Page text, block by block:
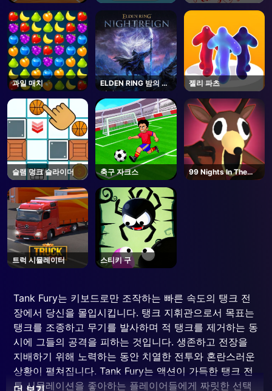
과일 매치
ELDEN RING 밤의 통
치자 -Steam
젤리 파츠
슬램 덩크 슬라이더 축구 자크스
99 Nights In The
Forest - Roblox
트럭 시뮬레이터 스티키 구
Tank Fury는 키보드로만 조작하는 빠른 속도의 탱크 전
장에서 당신을 몰입시킵니다. 탱크 지휘관으로서 목표는
탱크를 조종하고 무기를 발사하며 적 탱크를 제거하는 동
시에 그들의 공격을 피하는 것입니다. 생존하고 전장을
지배하기 위해 노력하는 동안 치열한 전투와 혼란스러운
상황이 펼쳐집니다. Tank Fury는 액션이 가득한 탱크 전
투 시뮬레이션을 좋아하는 플레이어들에게 짜릿한 선택